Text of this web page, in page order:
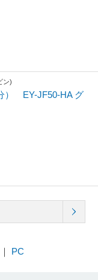
ン)
） EY-JF50-HA グ
PC